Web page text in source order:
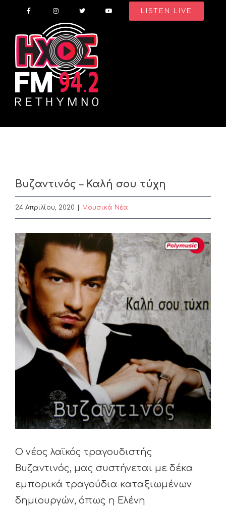
content
LISTEN LIVE
Βυζαντινός – Καλή σου τύχη
24 Απριλίου, 2020 Μουσικά Νέα
View
Larger
Image
Ο νέος λαϊκός τραγουδιστής
Βυζαντινός, μας συστήνεται με δέκα
εμπορικά τραγούδια καταξιωμένων
δημιουργών, όπως η Ελένη